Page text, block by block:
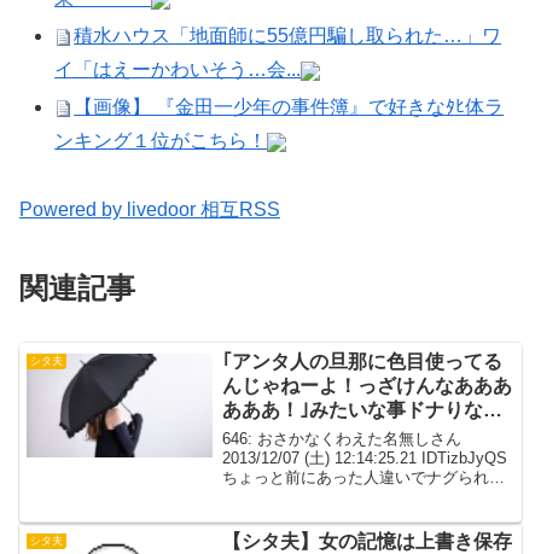
積水ハウス「地面師に55億円騙し取られた…」ワ
イ「はえーかわいそう…会...
【画像】 『金田一少年の事件簿』で好きなﾀﾋ体ラ
ンキング１位がこちら！
Powered by livedoor 相互RSS
関連記事
シタ夫
｢アンタ人の旦那に色目使ってる
んじゃねーよ！っざけんなあああ
あああ！｣みたいな事ドナりなが
ら日傘でメッタ打ち。【後味悪】
646: おさかなくわえた名無しさん
2013/12/07 (土) 12:14:25.21 IDTizbJyQS
ちょっと前にあった人違いでナグられた
じゃなく営業補佐...
シタ夫
【シタ夫】女の記憶は上書き保存